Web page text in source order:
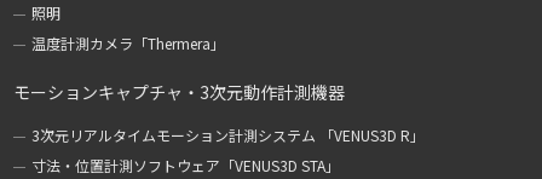
照明
温度計測カメラ「Thermera」
モーションキャプチャ・3次元動作計測機器
3次元リアルタイムモーション計測システム 「VENUS3D R」
寸法・位置計測ソフトウェア「VENUS3D STA」